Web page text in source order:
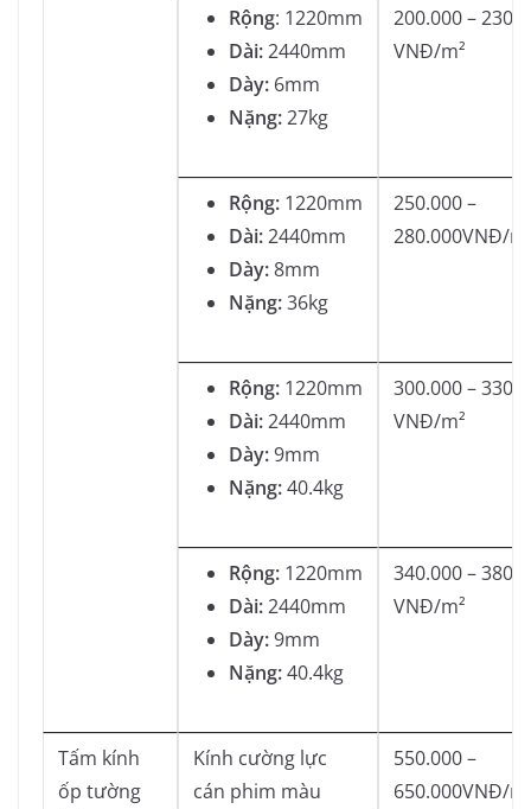
Rộng: 1220mm
Dài:2440mm
Dày: 6mm
Nặng:27kg
200.000 –
VNĐ/m²
Rộng: 1220mm
Dài:2440mm
Dày:8mm
Nặng:36kg
250.000 –
280.000VNĐ/
Rộng: 1220mm
Dài:2440mm
Dày:9mm
Nặng:40.4kg
300.000 –
VNĐ/m²
Rộng: 1220mm
Dài:2440mm
Dày:9mm
Nặng:40.4kg
340.000 –
VNĐ/m²
Tấm kính
ốp tường
Kính cường lực
cán phim màu
550.000 –
650.000VNĐ/